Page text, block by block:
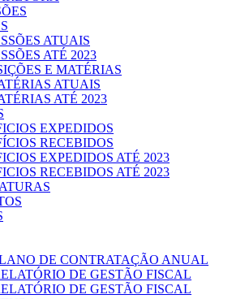
ATUAIS
ATÉ 2023
E MATÉRIAS
ATUAIS
ATÉ 2023
EXPEDIDOS
RECEBIDOS
EXPEDIDOS ATÉ 2023
RECEBIDOS ATÉ 2023
DE CONTRATAÇÃO ANUAL
DE GESTÃO FISCAL
DE GESTÃO FISCAL